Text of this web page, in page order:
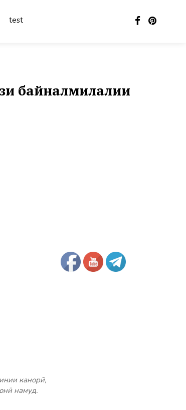
test
байналмилалии
канорӣ,
намуд.